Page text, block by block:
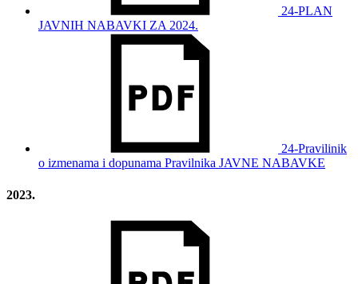
24-PLAN
JAVNIH NABAVKI ZA 2024.
24-Pravilinik
o izmenama i dopunama Pravilnika JAVNE NABAVKE
2023.